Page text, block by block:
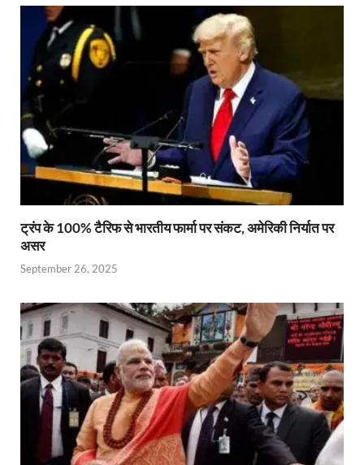
ट्रंप के 100% टैरिफ से भारतीय फार्मा पर संकट, अमेरिकी निर्यात पर
असर
September 26, 2025